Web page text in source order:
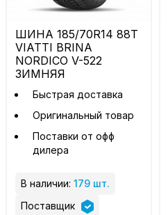
ШИНА 185/70R14 88T
VIATTI BRINA
NORDICO V-522
ЗИМНЯЯ
Быстрая доставка
Оригинальный товар
Поставки от офф
дилера
В наличии: 179 шт.
Поставщик